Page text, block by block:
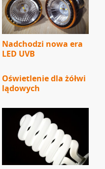
Nadchodzi nowa era
LED UVB
Oświetlenie dla żółwi
lądowych